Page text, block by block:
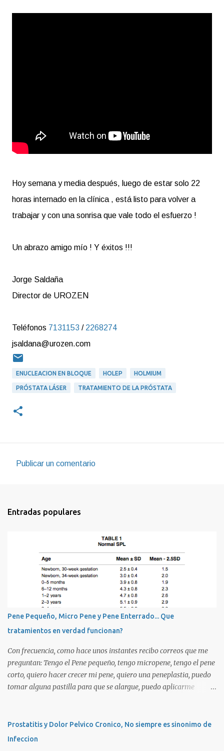
Hoy semana y media después, luego de estar solo 22
horas internado en la clínica , está listo para volver a
trabajar y con una sonrisa que vale todo el esfuerzo !
Un abrazo amigo mío ! Y éxitos !!!
Jorge Saldaña
Director de UROZEN
Teléfonos 7131153 / 2268274
jsaldana@urozen.com
ENUCLEACION EN BLOQUE HOLEP HOLMIUM
PRÓSTATA LÁSER TRATAMIENTO DE LA PRÓSTATA
e
s
Publicar un comentario
Entradas populares
Pene Pequeño, Micro Pene y Pene Enterrado... Que
tratamientos en verdad funcionan?
Con frecuencia, como hace unos instantes recibo correos que me
preguntan: Tengo el Pene pequeño, tengo micropene, tengo el pene
corto, quiero hacer crecer mi pene, quiero una peneplastia, puedo
tomar alguna pastilla para que se alargue, puedo aplicarme
importante primero definir estos terminos, para poder definir el
CORRECTO DIAGNOSTICO y con ello el CORRECTO tratamiento
Prostatitis y Dolor Pelvico Cronico, No siempre es sinonimo de
Infeccion